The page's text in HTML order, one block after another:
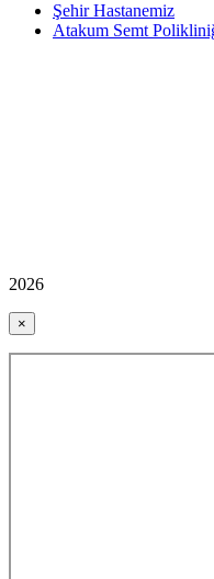
Şehir Hastanemiz
Atakum Semt
2026
×